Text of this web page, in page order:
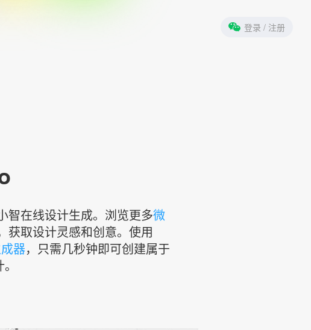
登录 / 注册
智在线设计生成。浏览更多微
获取设计灵感和创意。使用
器，只需几秒钟即可创建属于